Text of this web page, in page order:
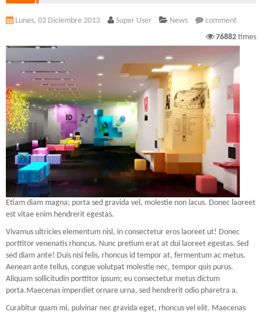
Lunes, 02 Diciembre 2013 Super User News
comment
76882 times
Etiam diam magna; porta sed gravida vel, molestie non lacus. Donec laoreet
est vitae enim hendrerit egestas.
Vivamus ultricies elementum nisl, in consectetur eros laoreet ut! Donec
porttitor venenatis rhoncus. Nunc pretium erat at dui laoreet egestas. Sed
sed diam ante! Duis nisi felis, rhoncus id tempor at, fermentum ac metus.
Aenean ante tellus, congue volutpat molestie nec, tempor quis purus.
Aliquam sollicitudin porttitor ipsum; eu consectetur metus dictum
porta.Maecenas imperdiet ornare urna, sed hendrerit odio pharetra a.
Curabitur quam mi, pulvinar nec gravida eget, rhoncus vel elit. Maecenas